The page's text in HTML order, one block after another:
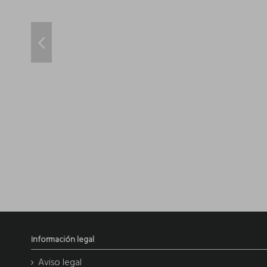
Información legal
Aviso legal